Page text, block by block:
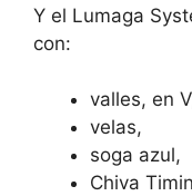
Y el Lumaga
con:
valles, en
velas,
soga azul,
Chiva